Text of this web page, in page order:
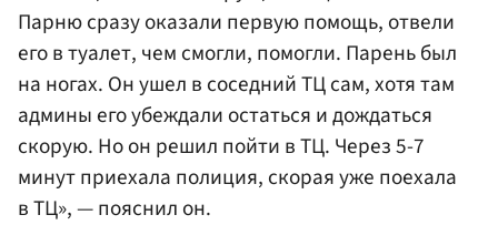
Парню сразу оказали первую помощь, отвели
его в туалет, чем смогли, помогли. Парень был
на ногах. Он ушел в соседний ТЦ сам, хотя там
админы его убеждали остаться и дождаться
скорую. Но он решил пойти в ТЦ. Через 5-7
минут приехала полиция, скорая уже поехала
в ТЦ», — пояснил он.